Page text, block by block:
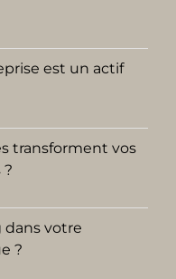
est un actif
transforment vos
?
dans votre
?